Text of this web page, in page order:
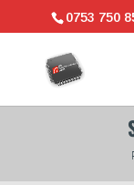
0753 750